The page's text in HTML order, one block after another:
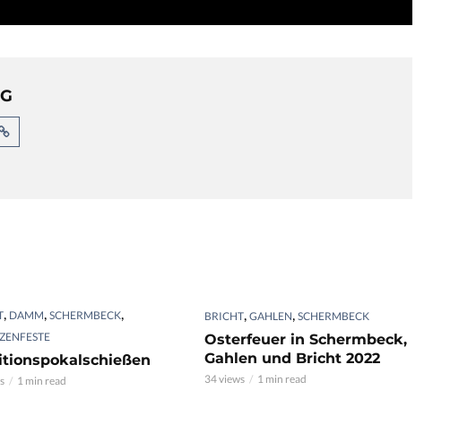
, DAMM, SCHERMBECK,
1 min read
BRICHT, GAHLEN, SCHERMBECK
Osterfeuer in Schermbeck,
Gahlen und Bricht 2022
34 views 1 min read